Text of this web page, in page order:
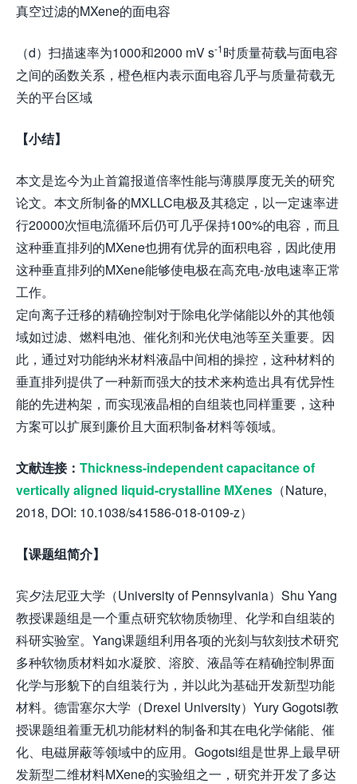
真空过滤的MXene的面电容
（d）扫描速率为1000和2000 mV s-1时质量荷载与面电容
之间的函数关系，橙色框内表示面电容几乎与质量荷载无
关的平台区域
【小结】
本文是迄今为止首篇报道倍率性能与薄膜厚度无关的研究
论文。本文所制备的MXLLC电极及其稳定，以一定速率进
行20000次恒电流循环后仍可几乎保持100%的电容，而且
这种垂直排列的MXene也拥有优异的面积电容，因此使用
这种垂直排列的MXene能够使电极在高充电-放电速率正常
工作。
定向离子迁移的精确控制对于除电化学储能以外的其他领
域如过滤、燃料电池、催化剂和光伏电池等至关重要。因
此，通过对功能纳米材料液晶中间相的操控，这种材料的
垂直排列提供了一种新而强大的技术来构造出具有优异性
能的先进构架，而实现液晶相的自组装也同样重要，这种
方案可以扩展到廉价且大面积制备材料等领域。
文献连接： Thickness-independent capacitance of
vertically aligned liquid-crystalline MXenes （Nature,
2018, DOI: 10.1038/s41586-018-0109-z）
【课题组简介】
宾夕法尼亚大学（University of Pennsylvania）Shu Yang
教授课题组是一个重点研究软物质物理、化学和自组装的
科研实验室。Yang课题组利用各项的光刻与软刻技术研究
多种软物质材料如水凝胶、溶胶、液晶等在精确控制界面
化学与形貌下的自组装行为，并以此为基础开发新型功能
材料。德雷塞尔大学（Drexel University）Yury Gogotsi教
授课题组着重无机功能材料的制备和其在电化学储能、催
化、电磁屏蔽等领域中的应用。Gogotsi组是世界上最早研
发新型二维材料MXene的实验组之一，研究并开发了多达